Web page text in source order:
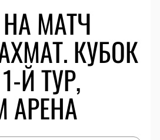
МАТЧ
КУБОК
Й ТУР,
АРЕНА